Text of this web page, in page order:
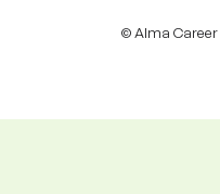
© Alma Career